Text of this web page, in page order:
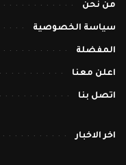
من نحن
سياسة الخصوصية
المفضلة
اعلن معنا
اتصل بنا
اخر الاخبار